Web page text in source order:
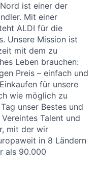
ist einer der
Mit einer
ALDI für die
Unsere Mission ist
mit dem zu
Leben brauchen:
Preis – einfach und
für unsere
wie möglich zu
unser Bestes und
Talent und
mit der wir
in 8 Ländern
als 90.000